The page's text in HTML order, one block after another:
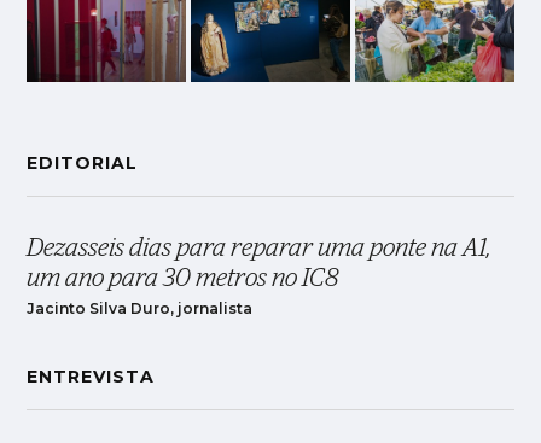
EDITORIAL
Dezasseis dias para reparar uma ponte na A1,
um ano para 30 metros no IC8
Jacinto Silva Duro, jornalista
ENTREVISTA